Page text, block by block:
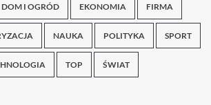
DOM I OGRÓD EKONOMIA FIRMA
NAUKA POLITYKA SPORT
TOP ŚWIAT